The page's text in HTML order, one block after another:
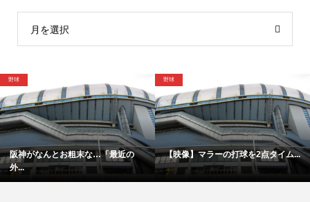
月を選択
野球
阪神がなんとお粗末な…「最近の
外...
野球
【映像】マラーの打球を2点タイム...